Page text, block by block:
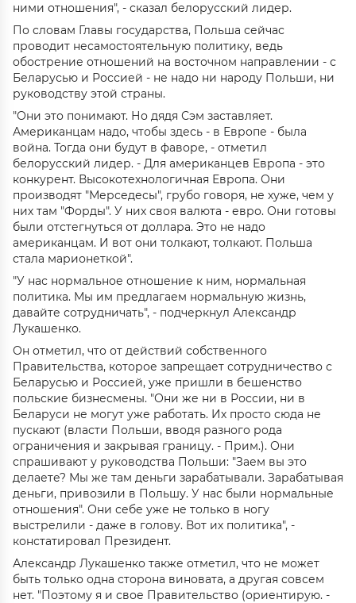
ними отношения", - сказал белорусский лидер.
По словам Главы государства, Польша сейчас
проводит несамостоятельную политику, ведь
обострение отношений на восточном направлении - с
Беларусью и Россией - не надо ни народу Польши, ни
руководству этой страны.
"Они это понимают. Но дядя Сэм заставляет.
Американцам надо, чтобы здесь - в Европе - была
война. Тогда они будут в фаворе, - отметил
белорусский лидер. - Для американцев Европа - это
конкурент. Высокотехнологичная Европа. Они
производят "Мерседесы", грубо говоря, не хуже, чем у
них там "Форды". У них своя валюта - евро. Они готовы
были отстегнуться от доллара. Это не надо
американцам. И вот они толкают, толкают. Польша
стала марионеткой".
"У нас нормальное отношение к ним, нормальная
политика. Мы им предлагаем нормальную жизнь,
давайте сотрудничать", - подчеркнул Александр
Лукашенко.
Он отметил, что от действий собственного
Правительства, которое запрещает сотрудничество с
Беларусью и Россией, уже пришли в бешенство
польские бизнесмены. "Они же ни в России, ни в
Беларуси не могут уже работать. Их просто сюда не
пускают (власти Польши, вводя разного рода
ограничения и закрывая границу. - Прим.). Они
спрашивают у руководства Польши: "Заем вы это
делаете? Мы же там деньги зарабатывали. Зарабатывая
деньги, привозили в Польшу. У нас были нормальные
отношения". Они себе уже не только в ногу
выстрелили - даже в голову. Вот их политика", -
констатировал Президент.
Александр Лукашенко также отметил, что не может
быть только одна сторона виновата, а другая совсем
нет. "Поэтому я и свое Правительство (ориентирую. -